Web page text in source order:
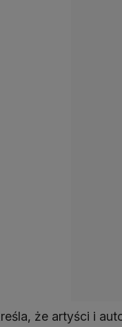
że artyści i